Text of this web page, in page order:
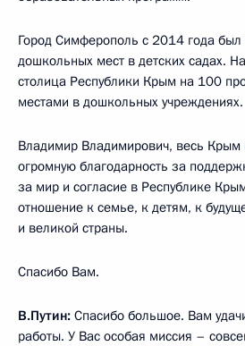
Город Симферополь с 2014 года был
дошкольных мест в детских садах.
столица Республики Крым на 100
местами в дошкольных учреждениях.
Владимир Владимирович, весь
огромную благодарность за
за мир и согласие в Республике
отношение к семье, к детям, к
и великой страны.
Спасибо Вам.
В.Путин: Спасибо большое. Вам
работы. У Вас особая миссия –